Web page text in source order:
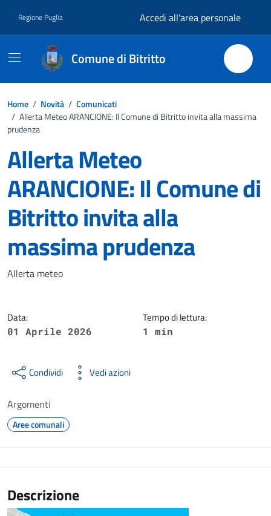
Regione Puglia Accedi all'area personale
Comune di Bitritto
Home / Novità / Comunicati
/ Allerta Meteo ARANCIONE: Il Comune di Bitritto invita alla massima
prudenza
Allerta Meteo
ARANCIONE: Il Comune di
Bitritto invita alla
massima prudenza
Dettagli della notizia
Allerta meteo
Data:
01 Aprile 2026
Tempo di lettura:
1 min
Condividi Vedi azioni
Argomenti
Aree comunali
Descrizione